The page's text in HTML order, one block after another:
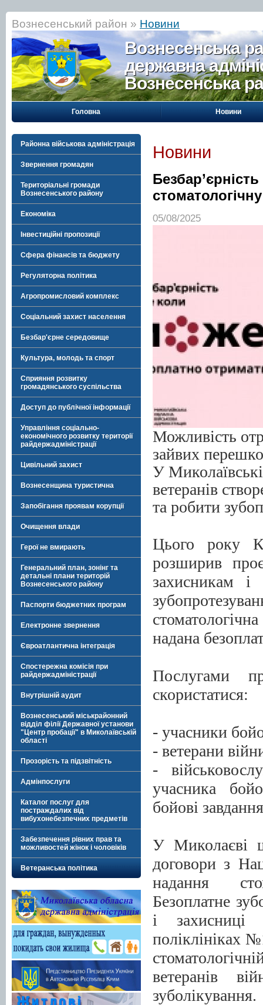
Вознесенський район » Новини
Вознесенська
державна
Вознесенська
Головна Новини
Районна військова адміністрація
Звернення громадян
Територіальні громади
Вознесенського району
Економіка
Інвестиційні пропозиції
Сфера фінансів та бюджету
Регуляторна політика
Агропромисловий комплекс
Соціальний захист населення
Безбар'єрне середовище
Культура, молодь та спорт
Сприяння розвитку
громадянського суспільства
Доступ до публічної інформації
Управління соціально-
економічного розвитку території
райдержадміністрації
Цивільний захист
Вознесенщина туристична
Запобігання проявам корупції
Очищення влади
Герої не вмирають
Генеральний план, зонінг та
детальні плани територій
Вознесенського району
Паспорти бюджетних програм
Електронне звернення
Євроатлантична інтеграція
Спостережна комісія при
райдержадміністрації
Внутрішній аудит
Вознесенський міськрайонний
відділ філії Державної установи
"Центр пробації" в Миколаївській
області
Прозорість та підзвітність
Адмінпослуги
Каталог послуг для
постраждалих від
вибухонебезпечних предметів
Забезпечення рівних прав та
можливостей жінок і чоловіків
Ветеранська політика
Новини
05/08/2025
Можливість
зайвих
У
ветеранів
та робити
Цього року
розширив
захисникам і
надана
Послугами
скористатися:
- учасники
- ветерани
-
учасника
бойові
У Миколаєві
договори з
надання
Безоплатне
і захисниці
поліклініках
ветеранів
зуболікування.